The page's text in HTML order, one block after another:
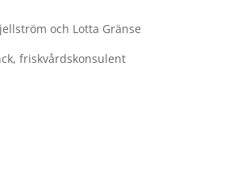
och Lotta Gränse
friskvårdskonsulent